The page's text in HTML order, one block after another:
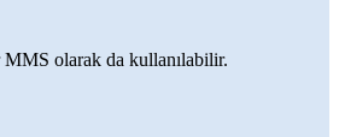
MMS olarak da kullanılabilir.